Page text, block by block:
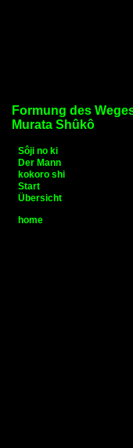
Formung des
Murata Shûkô
Sôji no ki
Der Mann
kokoro shi
Start
Übersicht
home